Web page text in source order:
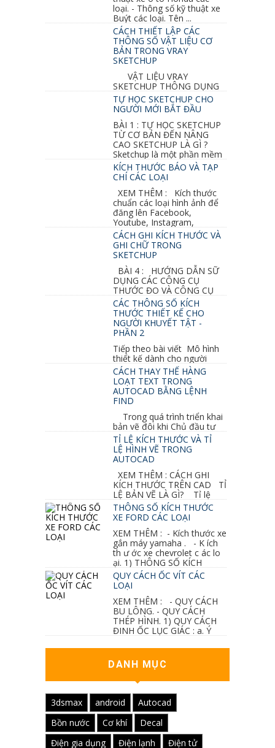
loại. - Thông số kỹ thuật xe
Buýt các loại. Tên ...
CÁCH THIẾT LẬP CÁC
THÔNG SỐ VẬT LIỆU CƠ
BẢN TRONG VRAY
SKETCHUP
VẬT LIỆU VRAY
SKETCHUP THÔNG DỤNG
NHẤT 1. VẬT LIỆU VRAY INOX BÓNG: ●
Diffuse : đen ● Reflection color ...
TỰ HỌC SKETCHUP CHO
NGƯỜI MỚI BẮT ĐẦU
BÀI 1 : TỰ HỌC SKETCHUP
TỪ CƠ BẢN ĐẾN NÂNG
CAO SKETCHUP LÀ GÌ ?
Sketchup là một phần mềm
vẽ 3d của Google, nó khá dễ sữ...
KÍCH THƯỚC BÁO VÀ TẠP
CHÍ CÁC LOẠI
XEM THÊM : Kích thước
chuẩn các loại hình ảnh để
đăng lên Facebook,
Youtube, Instagram,
Linkedin, Pinterest...CÁCH GHI KÍCH THƯỚC VÀ
GHI CHỮ TRONG
SKETCHUP
BÀI 4 : HƯỚNG DẪN SỮ
DỤNG CÁC CÔNG CỤ
THƯỚC ĐO VÀ CÔNG CỤ
GHI CHỮ 2D, 3D TRONG SKETCHUP Ở bài
CÁC THÔNG SỐ KÍCH
THƯỚC THIẾT KẾ CHO
NGƯỜI KHUYẾT TẬT -
PHẦN 2
Tiếp theo bài viết Mô hình
thiết kế dành cho người
khuyết tật ở phần 1 chúng ta cùng tìm hiểu
thêm các vấn đề và...
CÁCH THAY THẾ HÀNG
LOẠT TEXT TRONG
AUTOCAD BẰNG LỆNH
FIND
Trong quá trình triển khai
bản vẽ đôi khi Chủ đầu tư
thay đổi thiết kế hoặc do bản vẽ mình ghi chú
TỈ LỆ KÍCH THƯỚC VÀ TỈ
LỆ HÌNH VẼ TRONG
AUTOCAD
XEM THÊM : CÁCH GHI
KÍCH THƯỚC TRÊN CAD TỈ
LỆ BẢN VẼ LÀ GÌ? Tỉ lệ
của hình vẽ trong bản vẽ thiết kế kiến trúc...
THÔNG SỐ KÍCH THƯỚC
XE FORD CÁC LOẠI
XEM THÊM : - Kích thước xe
gắn máy yamaha . - K ích
th ư ớc xe chevrolet c ác lo
ại. 1) THÔNG SỐ KÍCH
THƯỚC...
QUY CÁCH ỐC VÍT CÁC
LOẠI
XEM THÊM : - QUY CÁCH
BU LÔNG. - QUY CÁCH
THÉP HÌNH. 1) QUY CÁCH
ĐINH ỐC LỤC GIÁC : a. Ý
DANH MỤC
3dsmax android
Autocad
Bồn nước
Cơ khí
Decal
Điện gia dụng
Điện lạnh
Điện tử